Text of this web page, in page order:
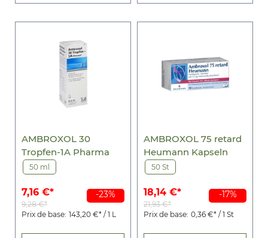
-23%
AMBROXOL 30
Tropfen-1A Pharma
50 ml
7,16 €*
9,28 €*
Prix de base: 143,20 €* / 1 L
-17%
AMBROXOL 75 retard
Heumann Kapseln
50 St
18,14 €*
21,93 €*
Prix de base: 0,36 €* / 1 St